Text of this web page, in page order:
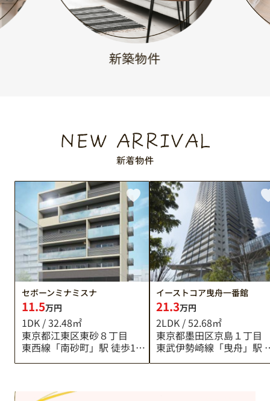
セボーンミナミスナ
11.5万円
1DK / 32.48㎡
東京都江東区東砂８丁目
東西線「南砂町」駅 徒歩13分
イーストコア曳舟一番館
21.3万円
2LDK / 52.68㎡
東京都墨田区京島１丁目
東武伊勢